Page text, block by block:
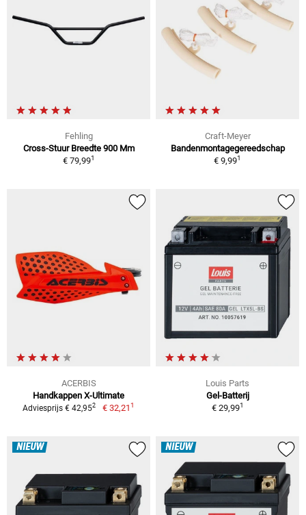
Fehling
Cross-Stuur Breedte 900 Mm
€ 79,991
Craft-Meyer
Bandenmontagegereedschap
€ 9,991
ACERBIS
Handkappen X-Ultimate
Adviesprijs € 42,952 € 32,211
Louis Parts
Gel-Batterij
€ 29,991
NIEUW NIEUW